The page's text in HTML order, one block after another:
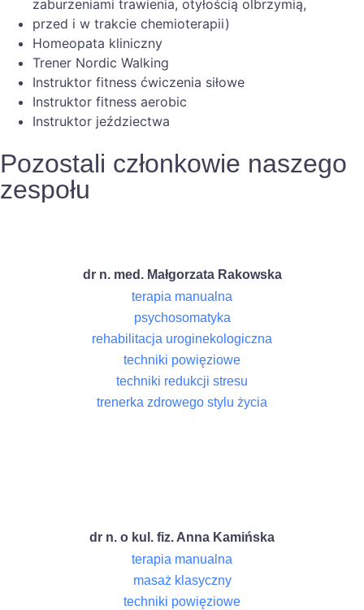
zaburzeniami trawienia, otyłością olbrzymią,
przed i w trakcie chemioterapii)
Homeopata kliniczny
Trener Nordic Walking
Instruktor fitness ćwiczenia siłowe
Instruktor fitness aerobic
Instruktor jeździectwa
Pozostali członkowie naszego
zespołu
dr n. med. Małgorzata Rakowska
terapia manualna
psychosomatyka
rehabilitacja uroginekologiczna
techniki powięziowe
techniki redukcji stresu
trenerka zdrowego stylu życia
dr n. o kul. fiz. Anna Kamińska
terapia manualna
masaż klasyczny
techniki powięziowe